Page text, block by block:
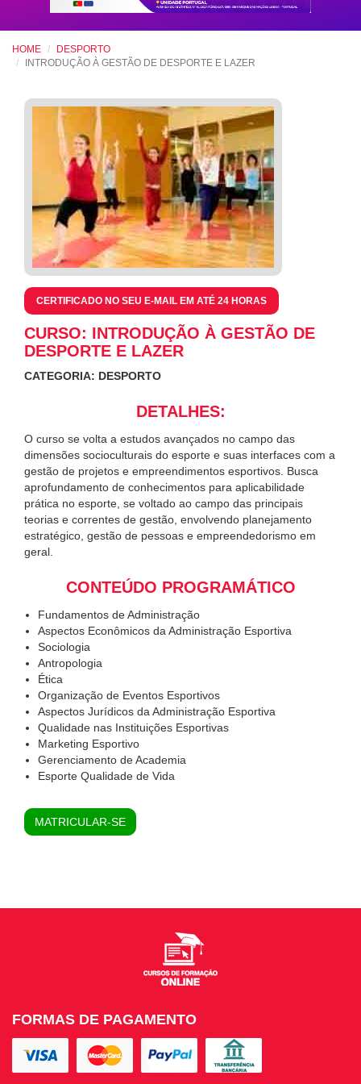
HOME
DESPORTO
INTRODUÇÃO À GESTÃO DE DESPORTE E LAZER
CERTIFICADO NO SEU E-MAIL EM ATÉ 24 HORAS
CURSO: INTRODUÇÃO À GESTÃO DE
DESPORTE E LAZER
CATEGORIA: DESPORTO
DETALHES:
O curso se volta a estudos avançados no campo das
dimensões socioculturais do esporte e suas interfaces com a
gestão de projetos e empreendimentos esportivos. Busca
aprofundamento de conhecimentos para aplicabilidade
prática no esporte, se voltado ao campo das principais
teorias e correntes de gestão, envolvendo planejamento
estratégico, gestão de pessoas e empreendedorismo em
geral.
CONTEÚDO PROGRAMÁTICO
Fundamentos de Administração
Aspectos Econômicos da Administração Esportiva
Sociologia
Antropologia
Ética
Organização de Eventos Esportivos
Aspectos Jurídicos da Administração Esportiva
Qualidade nas Instituições Esportivas
Marketing Esportivo
Gerenciamento de Academia
Esporte Qualidade de Vida
MATRICULAR-SE
FORMAS DE PAGAMENTO